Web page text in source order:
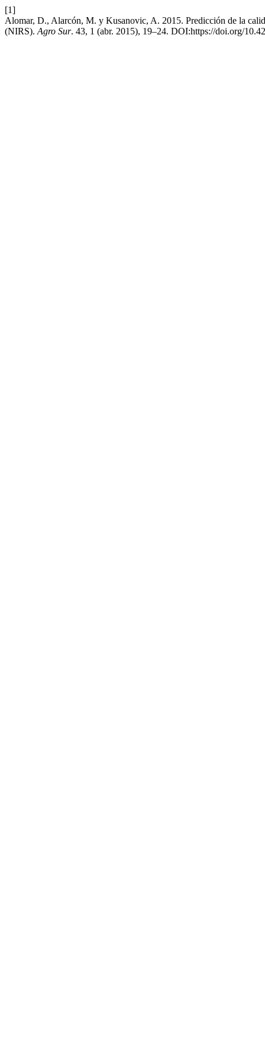
[1]
Alomar, D., Alarcón, M. y Kusanovic, A. 2015. Predicción de la
(NIRS). Agro Sur. 43, 1 (abr. 2015), 19–24. DOI:https://doi.org/